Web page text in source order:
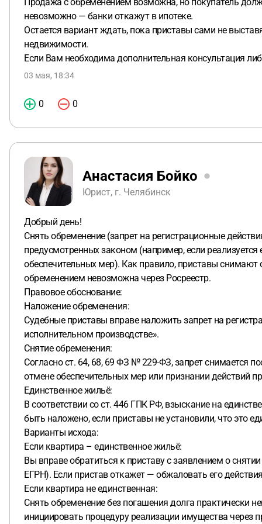
невозможно — банки откажут в ипотеке.
Остается вариант ждать, пока приставы сами не
недвижимости.
Если Вам необходима дополнительная консультация
03 мая, 18:34
0 0
Анастасия Бойко
Юрист, г. Челябинск
Добрый день!
Снять обременение (запрет на регистрационные
предусмотренных законом (например, если
обеспечительных мер). Как правило, приставы
обременением невозможна через Росреестр.
Правовое обоснование:
Наложение обременения:
Судебные приставы вправе наложить запрет на
исполнительном производстве».
Снятие обременения:
Согласно ст. 64, 68, 69 ФЗ № 229-ФЗ, запрет снимается
отмене обеспечительных мер или признании действий
Единственное жильё:
В соответствии со ст. 446 ГПК РФ, взыскание на
быть наложено, если приставы не установили, что это
Варианты исхода:
Если квартира – единственное жильё:
Вы вправе обратиться к приставу с заявлением о
ЕГРН). Если пристав откажет — обжаловать его
Если квартира не единственная:
Снять обременение без погашения долга практически
инициировать процедуру реализации имущества через